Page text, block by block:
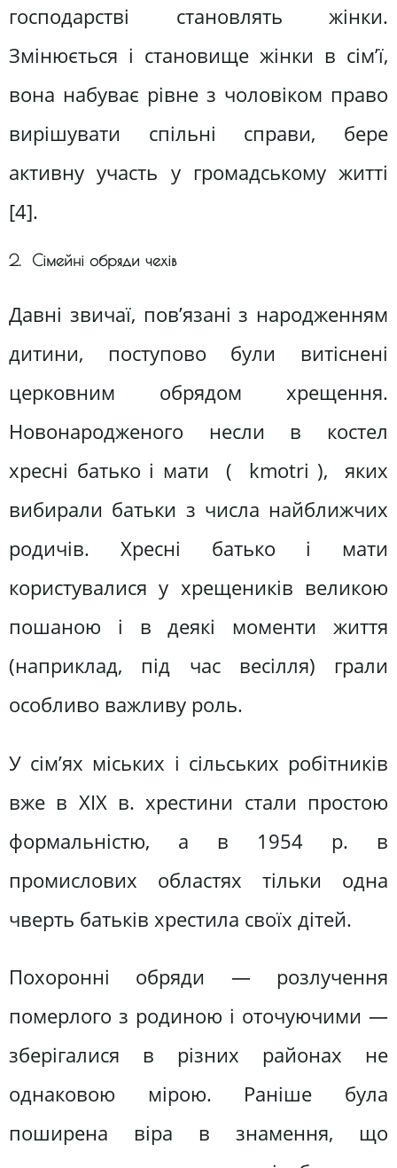
господарстві становлять жінки.
Змінюється і становище жінки в сім’ї,
вона набуває рівне з чоловіком право
вирішувати спільні справи, бере
активну участь у громадському житті
[4].
2. Сімейні обряди чехів
Давні звичаї, пов’язані з народженням
дитини, поступово були витіснені
церковним обрядом хрещення.
Новонародженого несли в костел
хресні батько і мати ( kmotri ), яких
вибирали батьки з числа найближчих
родичів. Хресні батько і мати
користувалися у хрещеників великою
пошаною і в деякі моменти життя
(наприклад, під час весілля) грали
особливо важливу роль.
У сім’ях міських і сільських робітників
вже в XIX в. хрестини стали простою
формальністю, а в 1954 р. в
промислових областях тільки одна
чверть батьків хрестила своїх дітей.
Похоронні обряди — розлучення
померлого з родиною і оточуючими —
зберігалися в різних районах не
однаковою мірою. Раніше була
поширена віра в знамення, що